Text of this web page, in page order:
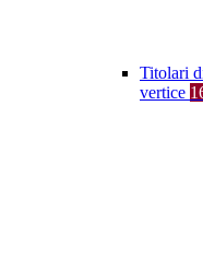
Titolari
vertice